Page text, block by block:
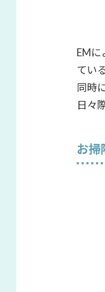
EM
てい
同時
日々
お掃